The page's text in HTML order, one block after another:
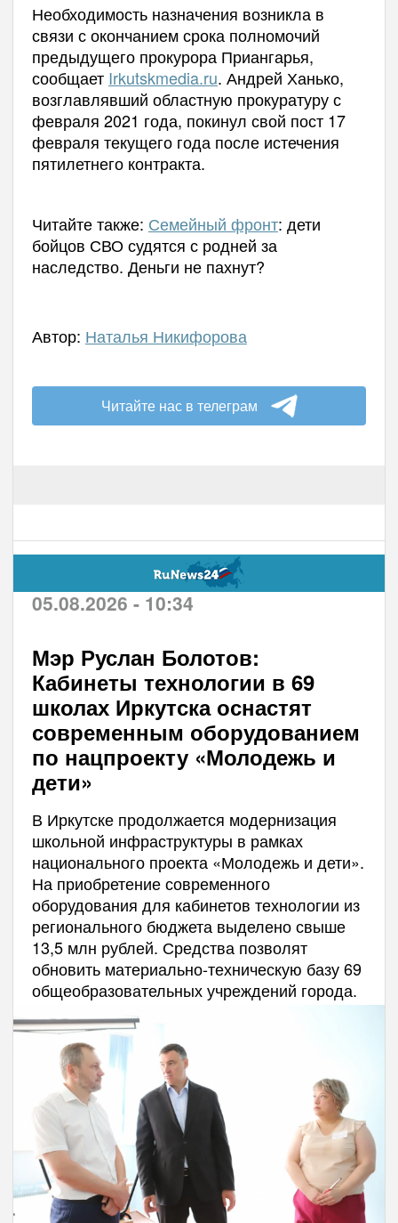
Необходимость назначения возникла в
связи с окончанием срока полномочий
предыдущего прокурора Приангарья,
сообщает Irkutskmedia.ru. Андрей Ханько,
возглавлявший областную прокуратуру с
февраля 2021 года, покинул свой пост 17
февраля текущего года после истечения
пятилетнего контракта.
Читайте также: Семейный фронт: дети
бойцов СВО судятся с родней за
наследство. Деньги не пахнут?
Автор: Наталья Никифорова
Читайте нас в телеграм
05.08.2026 - 10:34
Мэр Руслан Болотов:
Кабинеты технологии в 69
школах Иркутска оснастят
современным оборудованием
по нацпроекту «Молодежь и
дети»
В Иркутске продолжается модернизация
школьной инфраструктуры в рамках
национального проекта «Молодежь и дети».
На приобретение современного
оборудования для кабинетов технологии из
регионального бюджета выделено свыше
13,5 млн рублей. Средства позволят
обновить материально-техническую базу 69
общеобразовательных учреждений города.